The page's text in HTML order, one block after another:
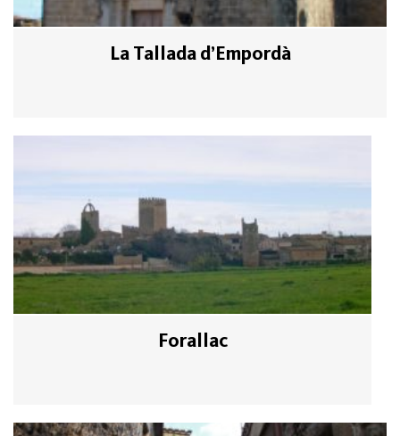
La Tallada d’Empordà
Forallac